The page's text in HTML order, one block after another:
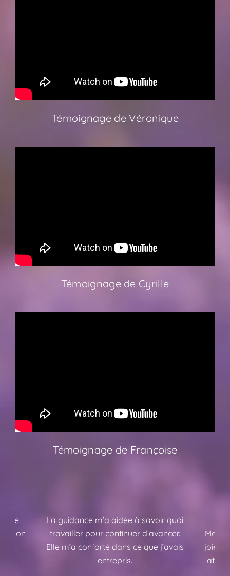
Témoignage de Véronique
Témoignage de Cyrille
Témoignage de Françoise
mon
La guidance m’a aidée à savoir quoi
travailler pour continuer d’avancer.
Elle m’a conforté dans ce que j’avais
entrepris.
joie